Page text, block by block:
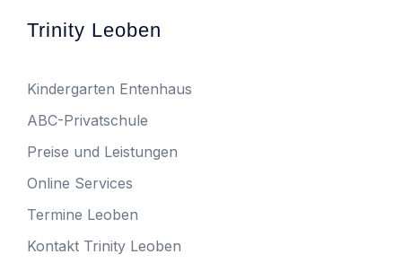
Trinity Leoben
Kindergarten Entenhaus
ABC-Privatschule
Preise und Leistungen
Online Services
Termine Leoben
Kontakt Trinity Leoben